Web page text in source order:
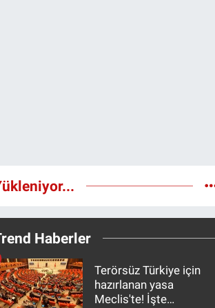
Haberler
Terörsüz Türkiye için
hazırlanan yasa
Meclis'te! İşte